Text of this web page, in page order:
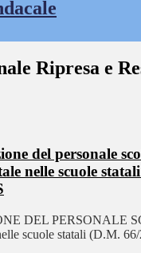
Ripresa e
del personale
nelle scuole
DEL PERSONALE
scuole statali (D.M.